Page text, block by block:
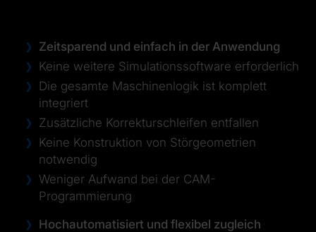
Zeitsparend und einfach in der Anwendung
Keine weitere Simulationssoftware erforderlich
Die gesamte Maschinenlogik ist komplett
integriert
Zusätzliche Korrekturschleifen entfallen
Keine Konstruktion von Störgeometrien
notwendig
Weniger Aufwand bei der CAM-
Programmierung
Hochautomatisiert und flexibel zugleich